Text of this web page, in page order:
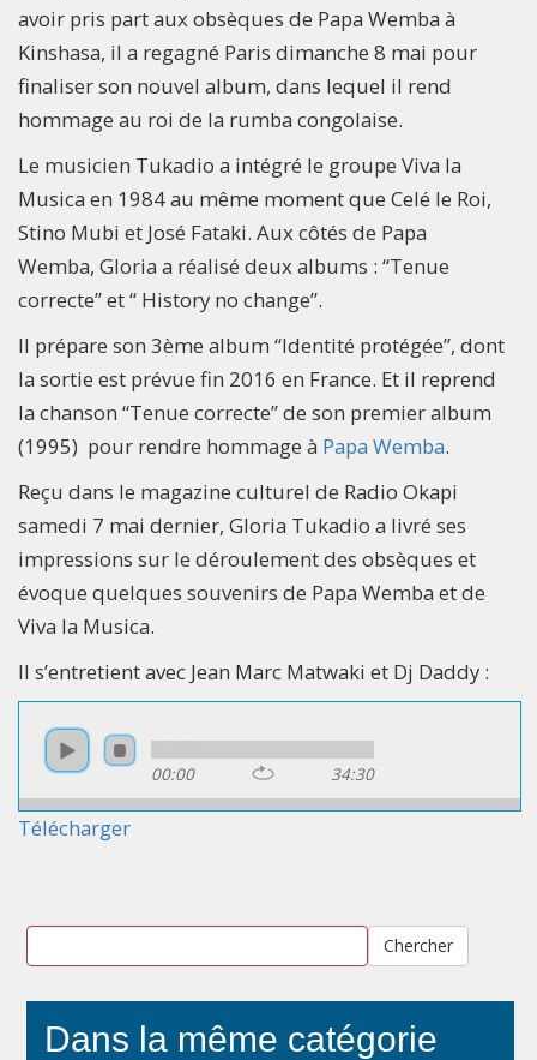
avoir pris part aux obsèques de Papa Wemba à
Kinshasa, il a regagné Paris dimanche 8 mai pour
finaliser son nouvel album, dans lequel il rend
hommage au roi de la rumba congolaise.
Le musicien Tukadio a intégré le groupe Viva la
Musica en 1984 au même moment que Celé le Roi,
Stino Mubi et José Fataki. Aux côtés de Papa
Wemba, Gloria a réalisé deux albums : “Tenue
correcte” et “ History no change”.
Il prépare son 3ème album “Identité protégée”, dont
la sortie est prévue fin 2016 en France. Et il reprend
la chanson “Tenue correcte” de son premier album
(1995) pour rendre hommage à Papa Wemba.
Reçu dans le magazine culturel de Radio Okapi
samedi 7 mai dernier, Gloria Tukadio a livré ses
impressions sur le déroulement des obsèques et
évoque quelques souvenirs de Papa Wemba et de
Viva la Musica.
Il s’entretient avec Jean Marc Matwaki et Dj Daddy :
00:00 34:30
Télécharger
Chercher
Dans la même catégorie